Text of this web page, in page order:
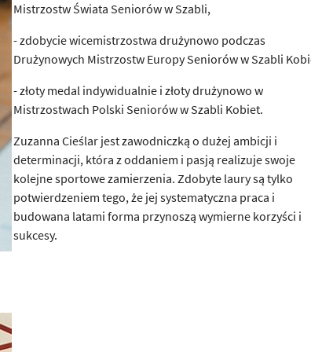
Mistrzostw Świata Seniorów w Szabli,
- zdobycie wicemistrzostwa drużynowo podczas
Drużynowych Mistrzostw Europy Seniorów w Szabli
- złoty medal indywidualnie i złoty drużynowo w
Mistrzostwach Polski Seniorów w Szabli Kobiet.
Zuzanna Cieślar jest zawodniczką o dużej ambicji i
determinacji, która z oddaniem i pasją realizuje swoje
kolejne sportowe zamierzenia. Zdobyte laury są tylko
potwierdzeniem tego, że jej systematyczna praca i
budowana latami forma przynoszą wymierne korzyści i
sukcesy.